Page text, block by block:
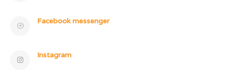
Facebook messenger
Instagram